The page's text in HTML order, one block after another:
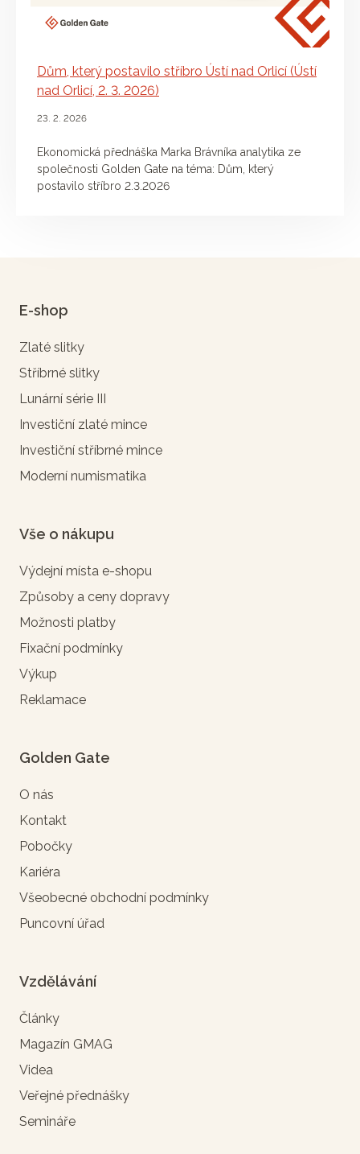
Dům, který postavilo stříbro Ústí nad Orlicí (Ústí
nad Orlicí, 2. 3. 2026)
23. 2. 2026
Ekonomická přednáška Marka Brávníka analytika ze
společnosti Golden Gate na téma: Dům, který
postavilo stříbro 2.3.2026
E-shop
Zlaté slitky
Stříbrné slitky
Lunární série III
Investiční zlaté mince
Investiční stříbrné mince
Moderní numismatika
Vše o nákupu
Výdejní místa e-shopu
Způsoby a ceny dopravy
Možnosti platby
Fixační podmínky
Výkup
Reklamace
Golden Gate
O nás
Kontakt
Pobočky
Kariéra
Všeobecné obchodní podmínky
Puncovní úřad
Vzdělávání
Články
Magazín GMAG
Videa
Veřejné přednášky
Semináře